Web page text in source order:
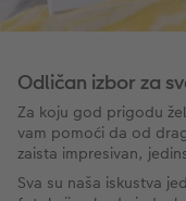
Odličan izbor za
Za koju god prigodu
vam pomoći da od
zaista impresivan,
Sva su naša iskustva